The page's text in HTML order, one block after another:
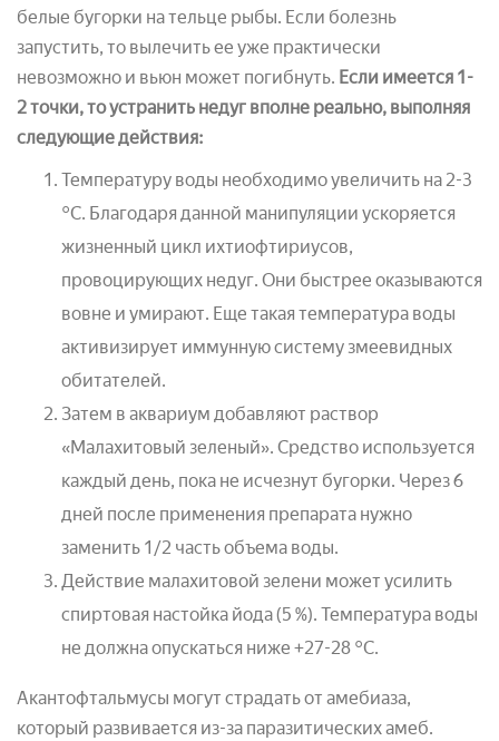
белые бугорки на тельце рыбы. Если болезнь
запустить, то вылечить ее уже практически
невозможно и вьюн может погибнуть. Если имеется 1-
2 точки, то устранить недуг вполне реально, выполняя
следующие действия:
Температуру воды необходимо увеличить на 2-3
°С. Благодаря данной манипуляции ускоряется
жизненный цикл ихтиофтириусов,
провоцирующих недуг. Они быстрее оказываются
вовне и умирают. Еще такая температура воды
активизирует иммунную систему змеевидных
обитателей.
Затем в аквариум добавляют раствор
«Малахитовый зеленый». Средство используется
каждый день, пока не исчезнут бугорки. Через 6
дней после применения препарата нужно
заменить 1/2 часть объема воды.
Действие малахитовой зелени может усилить
спиртовая настойка йода (5 %). Температура воды
не должна опускаться ниже +27-28 °С.
Акантофтальмусы могут страдать от амебиаза,
который развивается из-за паразитических амеб.